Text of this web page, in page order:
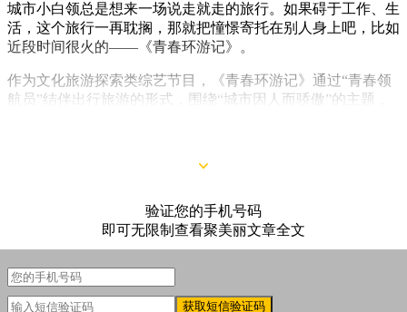
城市小白领总是想来一场说走就走的旅行。如果碍于工作、生
活，这个旅行一再耽搁，那就把憧憬寄托在别人身上吧，比如
近段时间很火的——《青春环游记》。
作为文化旅游探索类综艺节目，《青春环游记》通过“青春领
航员”结伴出行旅游的形式，围绕“城市因人而骄傲”的主题，
验证您的手机号码
即可无限制查看聚美丽文章全文
获取短信验证码